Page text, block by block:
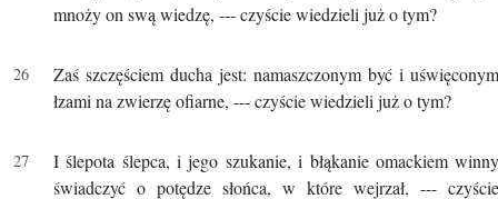
mnoży on swą wiedzę, --- czyście wiedzieli już o tym?
Zaś szczęściem ducha jest: namaszczonym być i
łzami na zwierzę ofiarne, --- czyście wiedzieli już o tym?
I ślepota ślepca, i jego szukanie, i błąkanie omackiem
świadczyć o potędze słońca, w które wejrzał, ---